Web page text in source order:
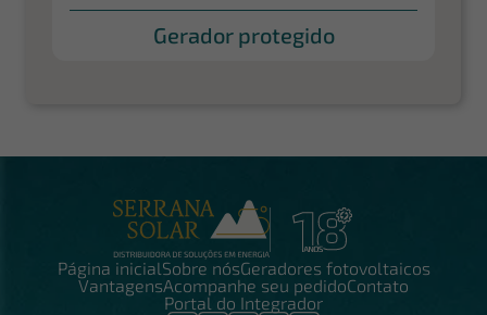
Gerador protegido
Página inicialSobre nósGeradores fotovoltaicos
VantagensAcompanhe seu pedidoContato
Portal do Integrador